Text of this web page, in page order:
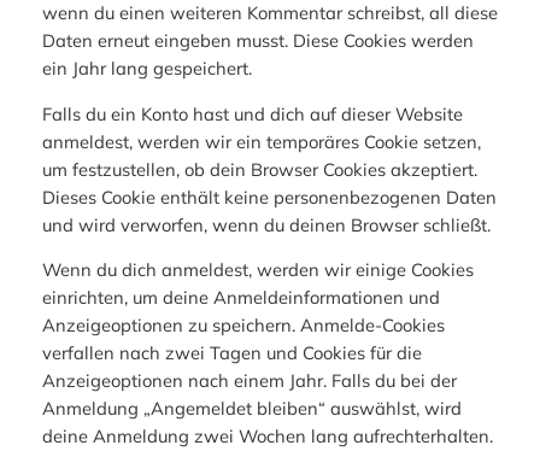
wenn du einen weiteren Kommentar schreibst, all diese
Daten erneut eingeben musst. Diese Cookies werden
ein Jahr lang gespeichert.
Falls du ein Konto hast und dich auf dieser Website
anmeldest, werden wir ein temporäres Cookie setzen,
um festzustellen, ob dein Browser Cookies akzeptiert.
Dieses Cookie enthält keine personenbezogenen Daten
und wird verworfen, wenn du deinen Browser schließt.
Wenn du dich anmeldest, werden wir einige Cookies
einrichten, um deine Anmeldeinformationen und
Anzeigeoptionen zu speichern. Anmelde-Cookies
verfallen nach zwei Tagen und Cookies für die
Anzeigeoptionen nach einem Jahr. Falls du bei der
Anmeldung „Angemeldet bleiben“ auswählst, wird
deine Anmeldung zwei Wochen lang aufrechterhalten.